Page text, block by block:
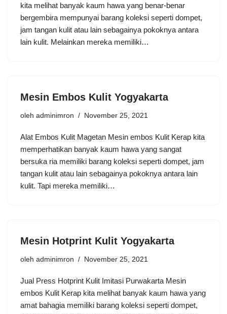
kita melihat banyak kaum hawa yang benar-benar
bergembira mempunyai barang koleksi seperti dompet,
jam tangan kulit atau lain sebagainya pokoknya antara
lain kulit. Melainkan mereka memiliki…
Mesin Embos Kulit Yogyakarta
oleh adminimron November 25, 2021
Alat Embos Kulit Magetan Mesin embos Kulit Kerap kita
memperhatikan banyak kaum hawa yang sangat
bersuka ria memiliki barang koleksi seperti dompet, jam
tangan kulit atau lain sebagainya pokoknya antara lain
kulit. Tapi mereka memiliki…
Mesin Hotprint Kulit Yogyakarta
oleh adminimron November 25, 2021
Jual Press Hotprint Kulit Imitasi Purwakarta Mesin
embos Kulit Kerap kita melihat banyak kaum hawa yang
amat bahagia memiliki barang koleksi seperti dompet,